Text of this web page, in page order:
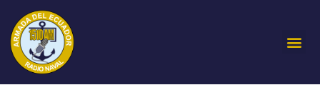
contenido